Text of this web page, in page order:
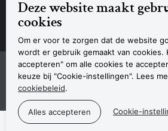
Deze website maakt
cookies
Om er voor te zorgen dat de website
wordt er gebruik gemaakt van cookies.
accepteren" om alle cookies te
keuze bij "Cookie-instellingen". Lees
cookiebeleid.
Cookie-
Contact
Navigatie
SitemapPrivacyverklaring Cookieverklaring
Contact